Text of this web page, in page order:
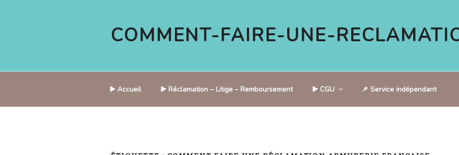
COMMENT-FAIRE-UNE-
▶️ Accueil ▶️ Réclamation – Litige – Remboursement ▶️ CGU 📌 Service indépendant